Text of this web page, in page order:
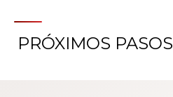
PRÓXIMOS PASOS